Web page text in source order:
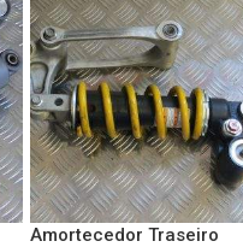
Amortecedor Traseiro